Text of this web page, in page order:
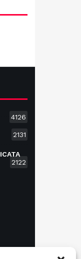
4126
2131
2122